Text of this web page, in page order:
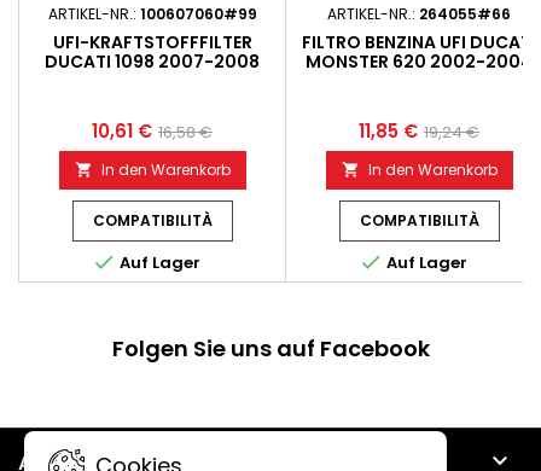
ARTIKEL-NR.: 100607060#99
UFI-KRAFTSTOFFFILTER
DUCATI 1098 2007-2008
10,61 € 16,58 €
 In den Warenkorb
COMPATIBILITÀ
 Auf Lager
ARTIKEL-NR.: 264055#66
FILTRO BENZINA UFI DUCATI
MONSTER 620 2002-2004
11,85 € 19,24 €
 In den Warenkorb
COMPATIBILITÀ
 Auf Lager
Folgen Sie uns auf Facebook
ARTIKEL 